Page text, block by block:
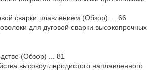
сварки плавлением (Обзор) ... 66
для дуговой сварки высокопрочных
(Обзор) ... 81
высокоуглеродистого наплавленного